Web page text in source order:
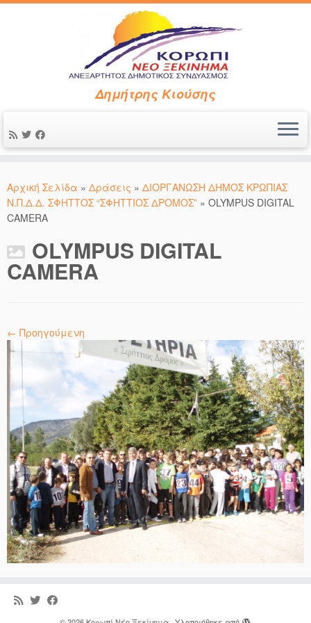
στο
περιεχόμενο
Δημήτρης Κιούσης
Αρχική Σελίδα » Δράσεις » ΔΙΟΡΓΑΝΩΣΗ ΔΗΜΟΣ ΚΡΩΠΙΑΣ
» OLYMPUS DIGITAL
CAMERA
OLYMPUS DIGITAL
CAMERA
← Προηγούμενη